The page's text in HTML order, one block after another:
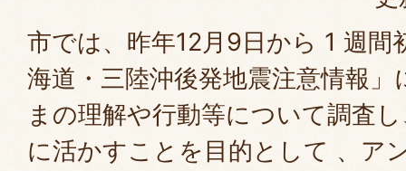
市では、昨年12月9日から 1 週間
海道・三陸沖後発地震注意情報
まの理解や行動等について調査
に活かすことを目的として 、ア